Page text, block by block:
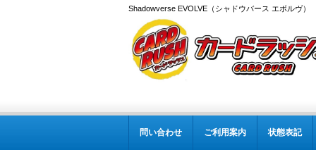
Shadowverse EVOLVE（シャドウバース エボルヴ
問い合わせ ご利用案内 状態表記